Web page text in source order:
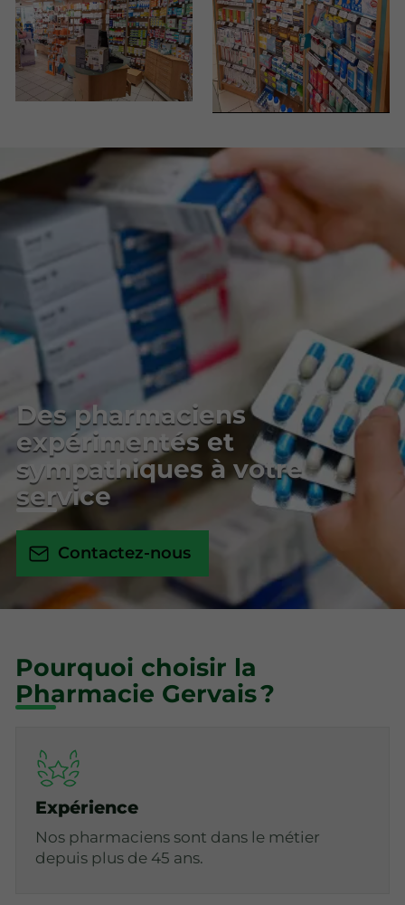
Des pharmaciens
expérimentés et
sympathiques à votre
service
Contactez-nous
Pourquoi choisir la
Pharmacie Gervais ?
Expérience
Nos pharmaciens sont dans le métier
depuis plus de 45 ans.